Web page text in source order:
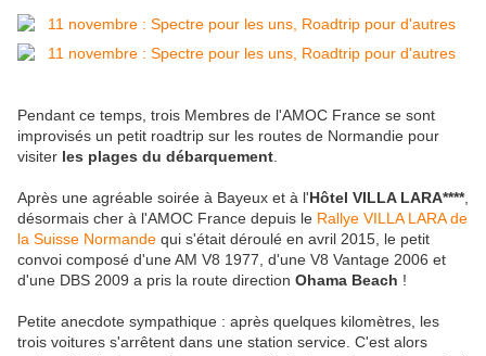
Pendant ce temps, trois Membres de l'AMOC France se sont
improvisés un petit roadtrip sur les routes de Normandie pour
visiter les plages du débarquement
Après une agréable soirée à Bayeux et à l'Hôtel VILLA LARA****,
désormais cher à l'AMOC France depuis le Rallye VILLA LARA de
la Suisse Normande qui s'était déroulé en avril 2015, le petit
convoi composé d'une AM V8 1977, d'une V8 Vantage 2006 et
d'une DBS 2009 a pris la route direction Ohama Beach !
Petite anecdote sympathique : après quelques kilomètres, les
trois voitures s'arrêtent dans une station service. C'est alors